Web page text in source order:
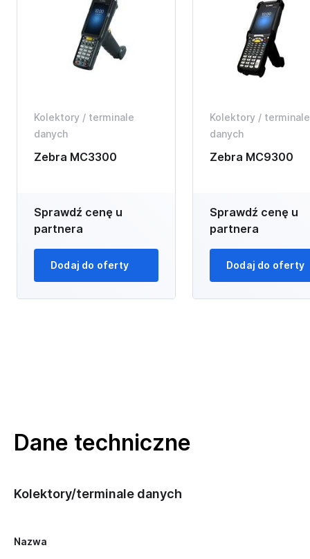
Kolektory / terminale
danych
Zebra MC3300
Sprawdź cenę u
partnera
Dodaj do oferty
Kolektory / terminale
danych
Zebra MC9300
Sprawdź cenę u
partnera
Dodaj do oferty
Dane techniczne
Kolektory/terminale danych
Nazwa